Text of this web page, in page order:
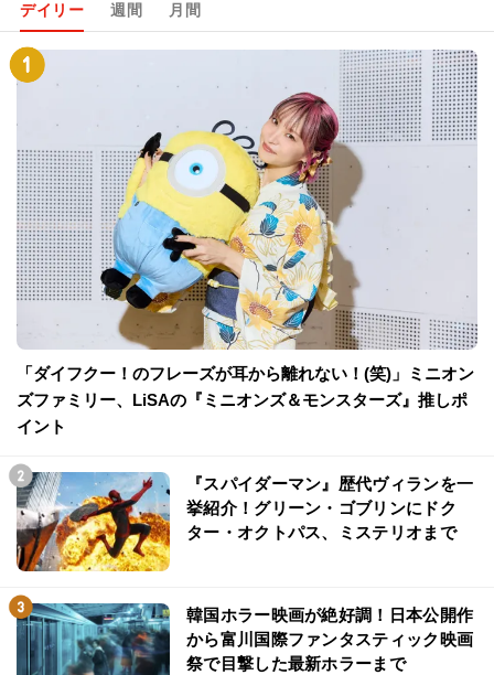
デイリー 週間 月間
「ダイフクー！のフレーズが耳から離れない！(笑)」ミニオン
ズファミリー、LiSAの『ミニオンズ＆モンスターズ』推しポ
イント
『スパイダーマン』歴代ヴィランを一
挙紹介！グリーン・ゴブリンにドク
ター・オクトパス、ミステリオまで
韓国ホラー映画が絶好調！日本公開作
から富川国際ファンタスティック映画
祭で目撃した最新ホラーまで